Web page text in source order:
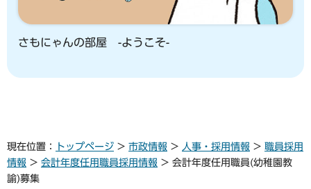
さもにゃんの部屋 -ようこそ-
現在位置： トップページ > 市政情報 > 人事・採用情報 > 職員採用
情報 > 会計年度任用職員採用情報 > 会計年度任用職員(幼稚園教
諭)募集